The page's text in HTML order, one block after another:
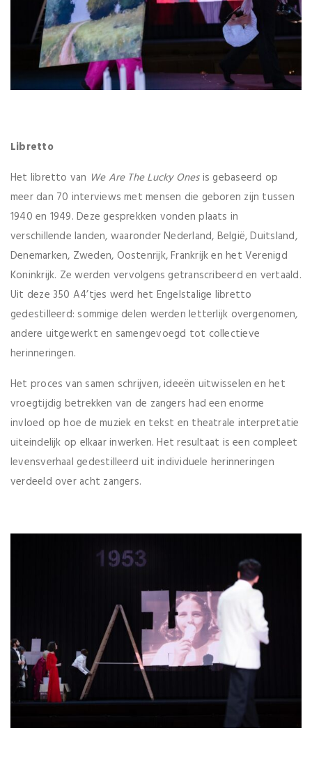
Libretto
Het libretto van We Are The Lucky Onesis gebaseerd op
meer dan 70 interviews met mensen die geboren zijn tussen
1940 en 1949. Deze gesprekken vonden plaats in
verschillende landen, waaronder Nederland, België, Duitsland,
Denemarken, Zweden, Oostenrijk, Frankrijk en het Verenigd
Koninkrijk. Ze werden vervolgens getranscribeerd en vertaald.
Uit deze 350 A4’tjes werd het Engelstalige libretto
gedestilleerd: sommige delen werden letterlijk overgenomen,
andere uitgewerkt en samengevoegd tot collectieve
herinneringen.
Het proces van samen schrijven, ideeën uitwisselen en het
vroegtijdig betrekken van de zangers had een enorme
invloed op hoe de muziek en tekst en theatrale interpretatie
uiteindelijk op elkaar inwerken. Het resultaat is een compleet
levensverhaal gedestilleerd uit individuele herinneringen
verdeeld over acht zangers.